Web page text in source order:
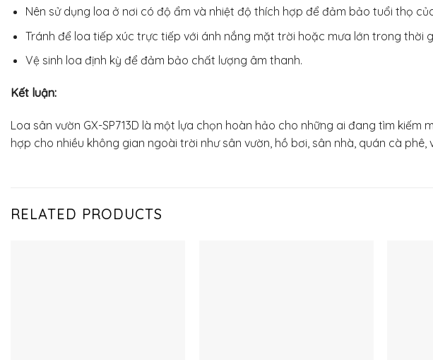
Nên sử dụng loa ở nơi có độ ẩm và nhiệt độ thích hợp để đảm bảo tuổi thọ
Tránh để loa tiếp xúc trực tiếp với ánh nắng mặt trời hoặc mưa lớn trong thời
Vệ sinh loa định kỳ để đảm bảo chất lượng âm thanh.
Kết luận:
Loa sân vườn GX-SP713D là một lựa chọn hoàn hảo cho những ai đang tìm
hợp cho nhiều không gian ngoài trời như sân vườn, hồ bơi, sân nhà, quán cà
RELATED PRODUCTS